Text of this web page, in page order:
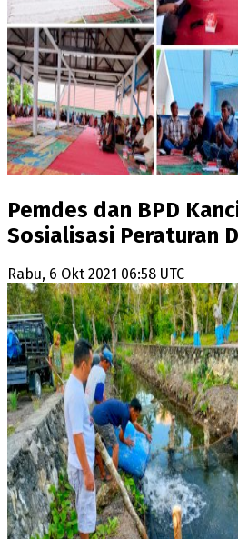
Pemdes dan BPD
Sosialisasi Peraturan
Rabu, 6 Okt 2021 06:58 UTC